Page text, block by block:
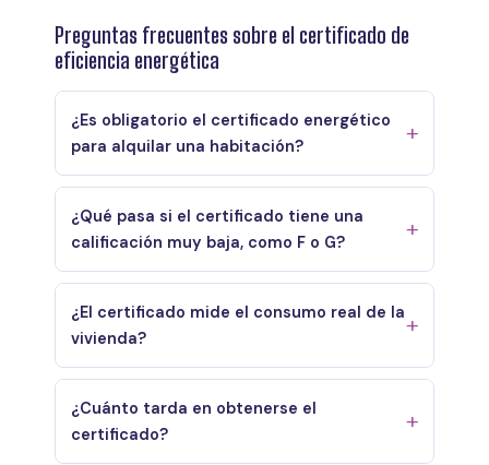
Preguntas frecuentes sobre el certificado de
eficiencia energética
¿Es obligatorio el certificado energético
para alquilar una habitación?
¿Qué pasa si el certificado tiene una
calificación muy baja, como F o G?
¿El certificado mide el consumo real de la
vivienda?
¿Cuánto tarda en obtenerse el
certificado?